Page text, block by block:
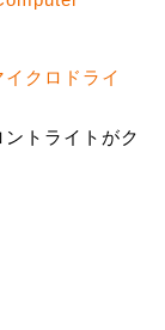
クロドライ
トライトがク